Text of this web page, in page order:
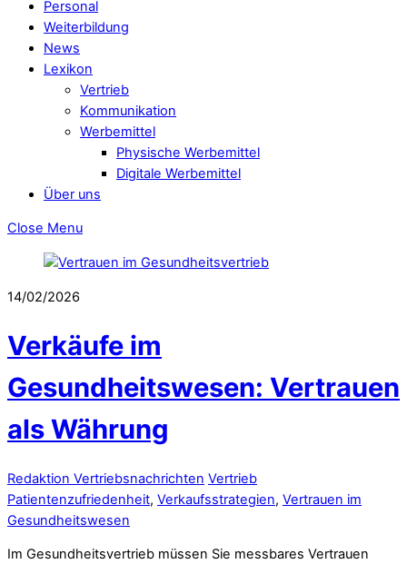
Personal
Weiterbildung
News
Lexikon
Vertrieb
Kommunikation
Werbemittel
Physische Werbemittel
Digitale Werbemittel
Über uns
Close Menu
14/02/2026
Verkäufe im
Gesundheitswesen: Vertrauen
als Währung
Redaktion Vertriebsnachrichten Vertrieb
Patientenzufriedenheit, Verkaufsstrategien, Vertrauen im
Gesundheitswesen
Im Gesundheitsvertrieb müssen Sie messbares Vertrauen